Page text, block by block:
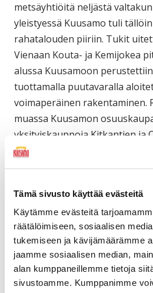
Tämä sivusto käyttää evästeitä
Käytämme evästeitä
räätälöimiseen, sosiaalisen
tukemiseen ja kävijämäärämme
jaamme sosiaalisen median,
alan kumppaneillemme tietoja
sivustoamme. Kumppanimme
metsäyhtiöitä neljästä
yleistyessä Kuusamo tuli
rahatalouden piiriin. Tukit
Vienaan Kouta- ja Kemijokea
alussa Kuusamoon
tuottamalla puutavaralla
voimaperäinen rakentaminen.
muassa Kuusamon
yksityiskauppoja Kitkantien ja
aluesairaala. apteekki,
Berggrenin metsäyhtiön
pitäjän monipuoliseksi
Kuusamo oli 1800-luvun
Suomesta etäällä oleva pitäjä,
harvoin. Tilanne alkoi muuttua
hevosella liikennöitävissä oleva
valmistui ennen 1800-luvun